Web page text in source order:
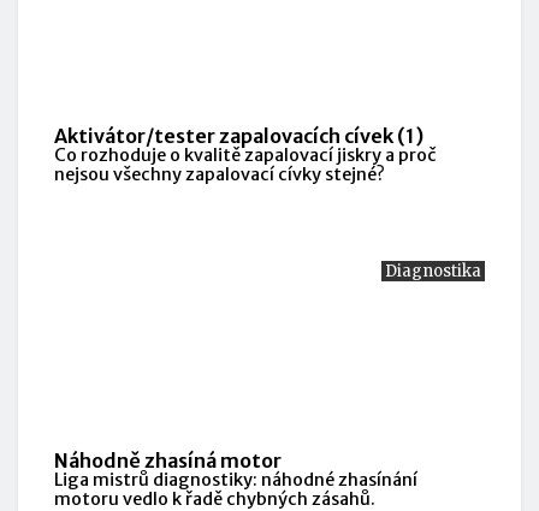
Aktivátor/tester zapalovacích cívek (1)
Co rozhoduje o kvalitě zapalovací jiskry a proč
nejsou všechny zapalovací cívky stejné?
Diagnostika
Náhodně zhasíná motor
Liga mistrů diagnostiky: náhodné zhasínání
motoru vedlo k řadě chybných zásahů.